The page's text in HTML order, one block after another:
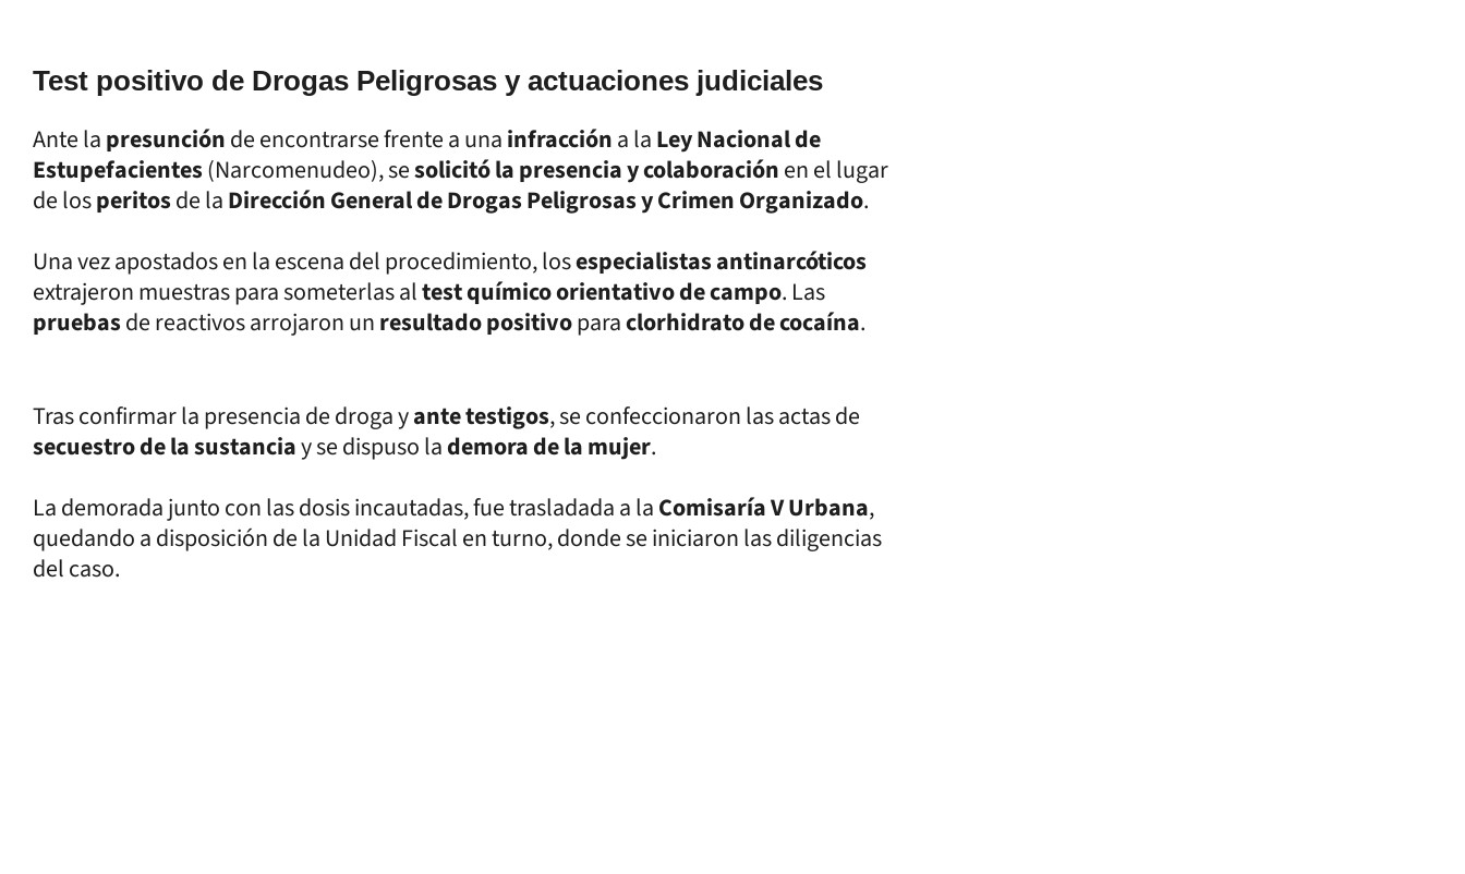
Test positivo de Drogas Peligrosas y actuaciones judiciales
Ante lapresunciónde encontrarse frente a unainfraccióna laLey Nacional de
Estupefacientes(Narcomenudeo), sesolicitó la presencia y colaboraciónen el lugar
de losperitosde laDirección General de Drogas Peligrosas y Crimen Organizado.
Una vez apostados en la escena del procedimiento, losespecialistas antinarcóticos
extrajeron muestras para someterlas altest químico orientativo de campo. Las
pruebasde reactivos arrojaron unresultado positivoparaclorhidrato de cocaína.
Tras confirmar la presencia de droga yante testigos, se confeccionaron las actas de
secuestro de la sustanciay se dispuso lademora de la mujer.
La demorada junto con las dosis incautadas, fue trasladada a laComisaría V Urbana,
quedando a disposición de la Unidad Fiscal en turno, donde se iniciaron las diligencias
del caso.